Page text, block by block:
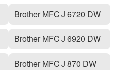
Brother MFC J 6720 DW
Brother MFC J 6920 DW
Brother MFC J 870 DW